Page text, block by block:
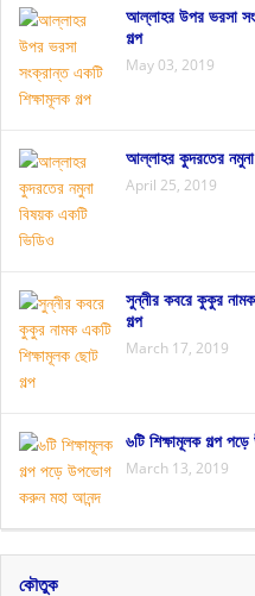
আল্লাহর উপর ভরসা
গল্প
May 03, 2019
আল্লাহর কুদরতের
April 25, 2019
সুন্নীর কবরে কুকুর
গল্প
March 17, 2019
৬টি শিক্ষামূলক গল্প
March 13, 2019
কৌতুক